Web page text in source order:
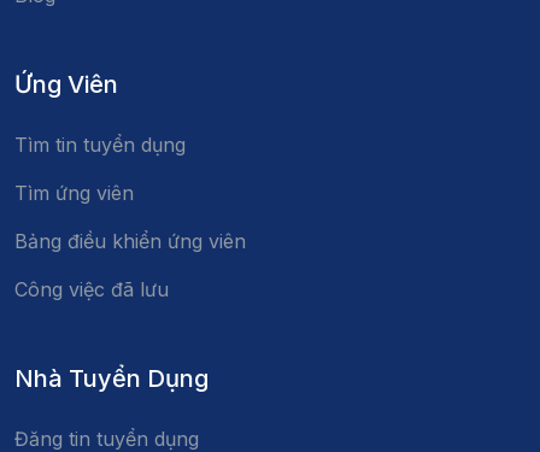
Ứng Viên
Tìm tin tuyển dụng
Tìm ứng viên
Bảng điều khiển ứng viên
Công việc đã lưu
Nhà Tuyển Dụng
Đăng tin tuyển dụng